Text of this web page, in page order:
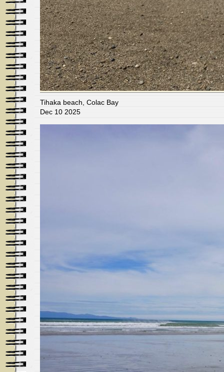
Tihaka beach, Colac Bay
Dec 10 2025